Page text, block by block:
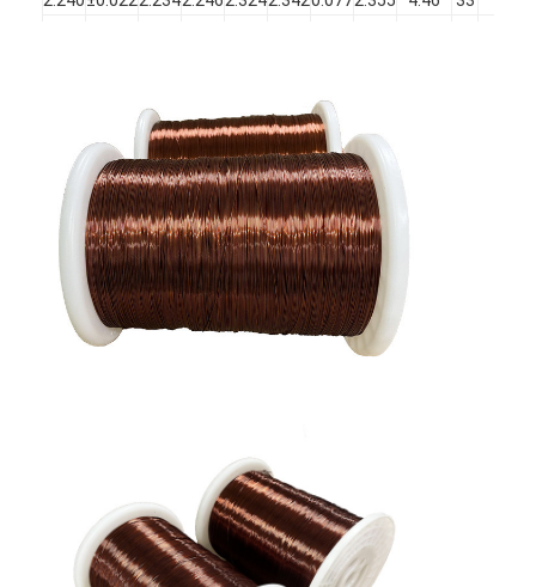
리츠 와이어
고온 자석 와이어